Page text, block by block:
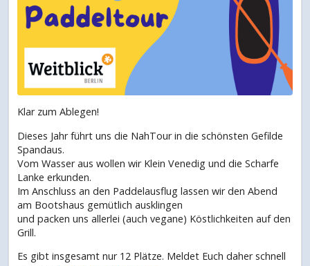
Klar zum Ablegen!
Dieses Jahr führt uns die NahTour in die schönsten Gefilde
Spandaus.
Vom Wasser aus wollen wir Klein Venedig und die Scharfe
Lanke erkunden.
Im Anschluss an den Paddelausflug lassen wir den Abend
am Bootshaus gemütlich ausklingen
und packen uns allerlei (auch vegane) Köstlichkeiten auf den
Grill.
Es gibt insgesamt nur 12 Plätze. Meldet Euch daher schnell